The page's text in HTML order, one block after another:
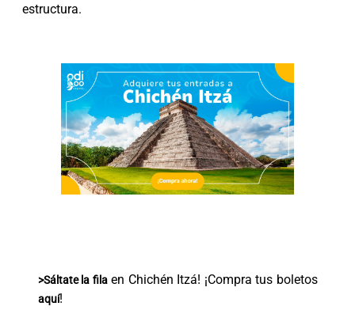
estructura.
>Sáltate la filaen Chichén Itzá! ¡Compra tus boletos
aquí!